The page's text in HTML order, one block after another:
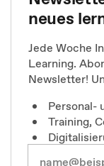
neues
Jede Woche
Learning.
Newsletter!
Personal-
Training,